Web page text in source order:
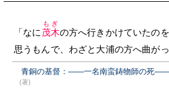
「なに 茂木
もぎ
の方へ行きかけていたの
思うもんで、わざと大浦の方へ曲が
青銅の基督：――一名南蛮鋳物師の死
(著)